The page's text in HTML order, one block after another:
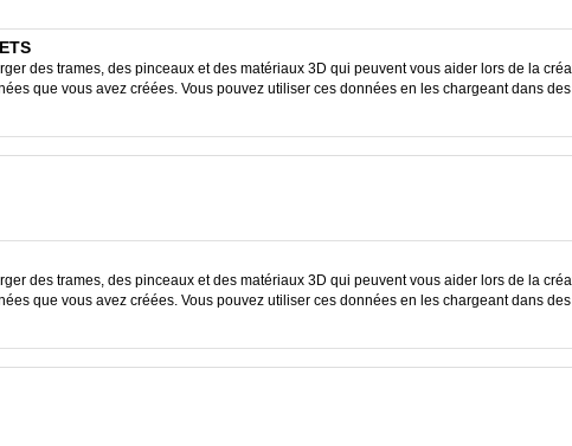
des trames, des pinceaux et des matériaux 3D qui peuvent vous aider lors de la
que vous avez créées. Vous pouvez utiliser ces données en les chargeant dans
des trames, des pinceaux et des matériaux 3D qui peuvent vous aider lors de la
que vous avez créées. Vous pouvez utiliser ces données en les chargeant dans